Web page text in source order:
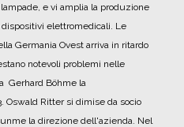
e vi amplia la produzione
elettromedicali. Le
Germania Ovest arriva in ritardo
notevoli problemi nelle
Gerhard Böhme la
Oswald Ritter si dimise da socio
la direzione dell'azienda. Nel